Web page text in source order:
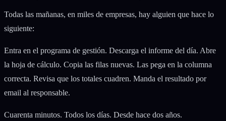
Todas las mañanas, en miles de empresas, hay alguien que hace lo
siguiente:
Entra en el programa de gestión. Descarga el informe del día. Abre
la hoja de cálculo. Copia las filas nuevas. Las pega en la columna
correcta. Revisa que los totales cuadren. Manda el resultado por
email al responsable.
Cuarenta minutos. Todos los días. Desde hace dos años.